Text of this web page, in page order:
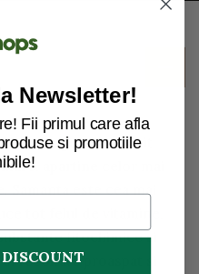
au gust deosebit
apartine celor mai
Samanta este cea mai
tot felul de vitamine,
fitochimice si
recoltate proaspat si
Newsletter!
Fii primul care afla
si promotiile